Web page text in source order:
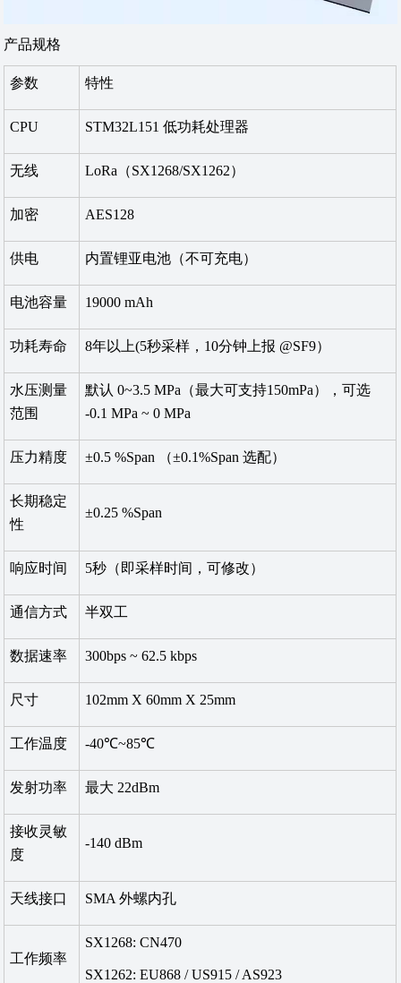
产品规格
参数 特性
CPU STM32L151 低功耗处理器
无线 LoRa（SX1268/SX1262）
加密 AES128
供电 内置锂亚电池（不可充电）
电池容量 19000 mAh
功耗寿命 8年以上(5秒采样，10分钟上报 @SF9）
水压测量
范围
默认 0~3.5 MPa（最大可支持150mPa），可选
-0.1 MPa ~ 0 MPa
压力精度 ±0.5 %Span （±0.1%Span 选配）
长期稳定
性
±0.25 %Span
响应时间 5秒（即采样时间，可修改）
通信方式 半双工
数据速率 300bps ~ 62.5 kbps
尺寸 102mm X 60mm X 25mm
工作温度 -40℃~85℃
发射功率 最大 22dBm
接收灵敏
度
-140 dBm
天线接口 SMA 外螺内孔
工作频率
SX1268: CN470
SX1262: EU868 / US915 / AS923